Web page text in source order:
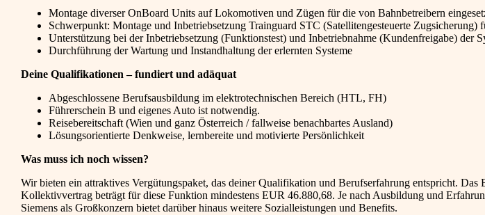
Montage diverser OnBoard Units auf Lokomotiven und Zügen für die von Bahnbetreibern
Schwerpunkt: Montage und Inbetriebsetzung Trainguard STC (Satellitengesteuerte Zugsicherung)
Unterstützung bei der Inbetriebsetzung (Funktionstest) und Inbetriebnahme (Kundenfreigabe) der
Durchführung der Wartung und Instandhaltung der erlernten Systeme
Deine Qualifikationen – fundiert und adäquat
Abgeschlossene Berufsausbildung im elektrotechnischen Bereich (HTL, FH)
Führerschein B und eigenes Auto ist notwendig.
Reisebereitschaft (Wien und ganz Österreich / fallweise benachbartes Ausland)
Lösungsorientierte Denkweise, lernbereite und motivierte Persönlichkeit
Was muss ich noch wissen?
Wir bieten ein attraktives Vergütungspaket, das deiner Qualifikation und Berufserfahrung entspricht. Das
Kollektivvertrag beträgt für diese Funktion mindestens EUR 46.880,68. Je nach Ausbildung und
Siemens als Großkonzern bietet darüber hinaus weitere Sozialleistungen und Benefits.